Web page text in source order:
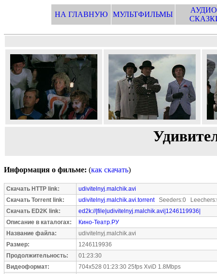
НА ГЛАВНУЮ МУЛЬТФИЛЬМЫ
Информация о фильме: (как скачать)
Скачать HTTP link:
udivitelnyj.malchik.avi
Скачать Torrent link:
udivitelnyj.malchik.avi.torrentSeeders:0
Скачать ED2K link:
ed2k://|file|udivitelnyj.malchik.avi|1246119936|
Описание в каталогах:
Кино-Театр.РУ
Название файла:
udivitelnyj.malchik.avi
Размер:
1246119936
Продолжительность:
01:23:30
Видеоформат:
704x528 01:23:30 25fps XviD 1.8Mbps